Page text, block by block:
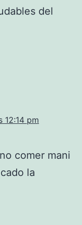
del
12:14 pm
comer mani
la